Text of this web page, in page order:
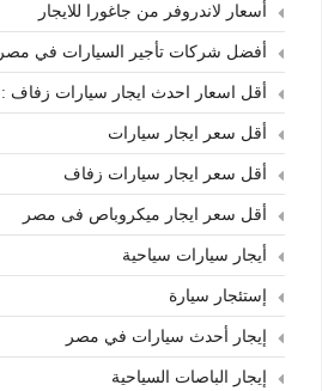
أسعار لاندروفر من جاغورا للايجار
أفضل شركات تأجير السيارات في مصر
أقل اسعار احدث ايجار سيارات زفاف :
أقل سعر ايجار سيارات
أقل سعر ايجار سيارات زفاف
أقل سعر ايجار ميكروباص فى مصر
أيجار سيارات سياحية
إستئجار سيارة
إيجار أحدث سيارات في مصر
إيجار الباصات السياحية